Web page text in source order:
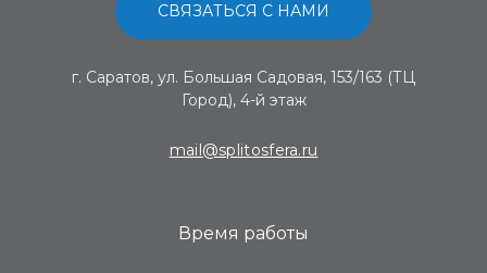
СВЯЗАТЬСЯ С НАМИ
г. Саратов, ул. Большая Садовая, 153/163 (ТЦ
Город), 4-й этаж
mail@splitosfera.ru
Время работы